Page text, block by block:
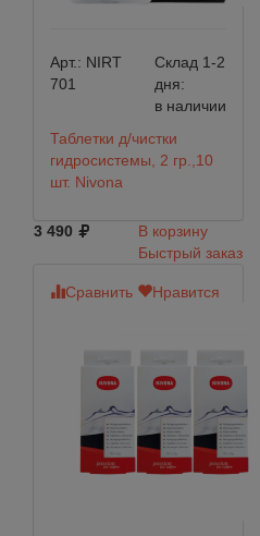
Арт.: NIRT
701
Склад 1-2
дня:
в наличии
Таблетки д/чистки
гидросистемы, 2 гр.,10
шт. Nivona
3 490
В корзину
Быстрый заказ
Сравнить Нравится